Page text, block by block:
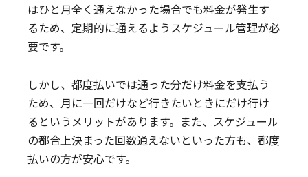
はひと月全く通えなかった場合でも料金が発生す
るため、定期的に通えるようスケジュール管理が必
要です。
しかし、都度払いでは通った分だけ料金を支払う
ため、月に一回だけなど行きたいときにだけ行け
るというメリットがあります。また、スケジュール
の都合上決まった回数通えないといった方も、都度
払いの方が安心です。